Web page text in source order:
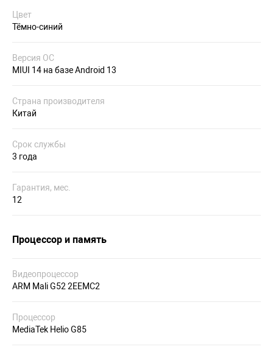
Цвет
Тёмно-синий
Версия ОС
MIUI 14 на базе Android 13
Страна производителя
Китай
Срок службы
3 года
Гарантия, мес.
12
Процессор и память
Видеопроцессор
ARM Mali G52 2EEMC2
Процессор
MediaTek Helio G85